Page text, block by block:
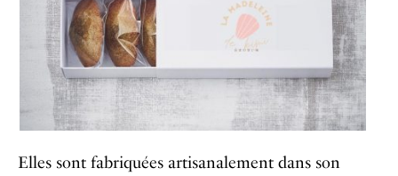
Elles sont fabriquées artisanalement dans son